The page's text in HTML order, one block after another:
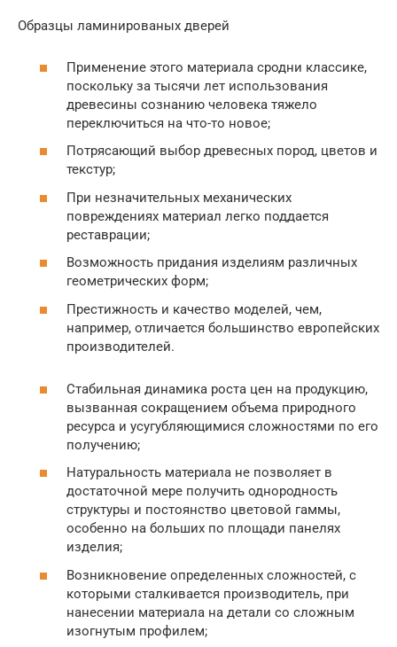
Образцы ламинированых дверей
Применение этого материала сродни классике,
поскольку за тысячи лет использования
древесины сознанию человека тяжело
переключиться на что-то новое;
Потрясающий выбор древесных пород, цветов и
текстур;
При незначительных механических
повреждениях материал легко поддается
реставрации;
Возможность придания изделиям различных
геометрических форм;
Престижность и качество моделей, чем,
например, отличается большинство европейских
производителей.
Стабильная динамика роста цен на продукцию,
вызванная сокращением объема природного
ресурса и усугубляющимися сложностями по его
получению;
Натуральность материала не позволяет в
достаточной мере получить однородность
структуры и постоянство цветовой гаммы,
особенно на больших по площади панелях
изделия;
Возникновение определенных сложностей, с
которыми сталкивается производитель, при
нанесении материала на детали со сложным
изогнутым профилем;